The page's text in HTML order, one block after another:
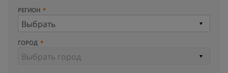
РЕГИОН
ГОРОД